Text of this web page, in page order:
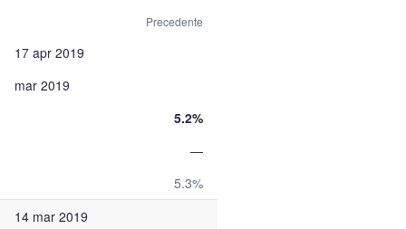
Precedente
17 apr 2019
mar 2019
5.2%
—
5.3%
14 mar 2019